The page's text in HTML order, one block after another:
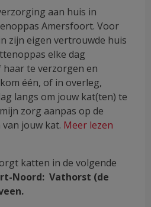
aan huis in
Amersfoort. Voor
zijn eigen vertrouwde huis
elke dag
te verzorgen en
één, of in overleg,
langs om jouw kat(ten) te
zorg aanpas op de
jouw kat. Meer lezen
katten in de volgende
Noord: Vathorst (de